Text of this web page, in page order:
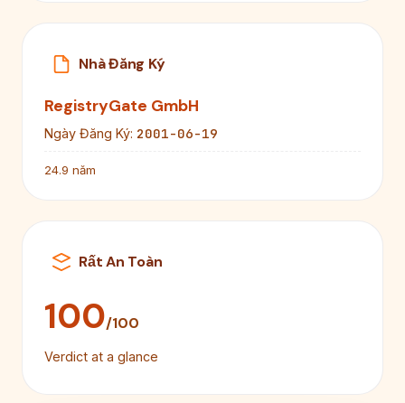
Nhà Đăng Ký
RegistryGate GmbH
Ngày Đăng Ký: 2001-06-19
24.9 năm
Rất An Toàn
100/100
Verdict at a glance